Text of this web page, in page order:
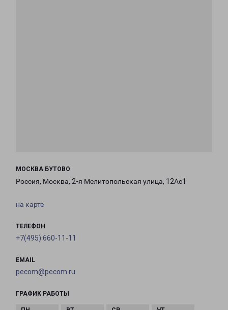
МОСКВА БУТОВО
Россия, Москва, 2-я Мелитопольская улица, 12Ас1
на карте
ТЕЛЕФОН
+7(495) 660-11-11
EMAIL
pecom@pecom.ru
ГРАФИК РАБОТЫ